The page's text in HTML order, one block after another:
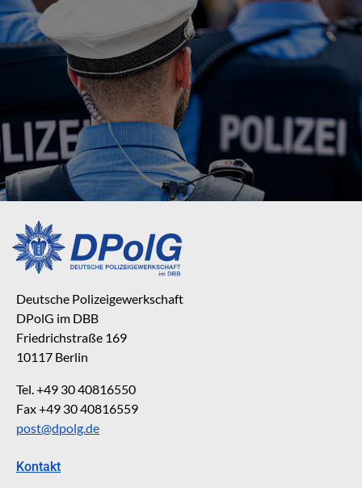
Deutsche Polizeigewerkschaft
DPolG im DBB
Friedrichstraße 169
10117 Berlin
Tel. +49 30 40816550
Fax +49 30 40816559
post@dpolg.de
Kontakt